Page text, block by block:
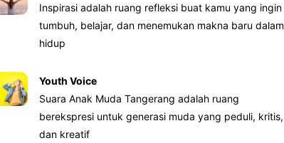
Inspirasi adalah ruang refleksi buat kamu yang ingin
tumbuh, belajar, dan menemukan makna baru dalam
hidup
Youth Voice
Suara Anak Muda Tangerang adalah ruang
berekspresi untuk generasi muda yang peduli, kritis,
dan kreatif